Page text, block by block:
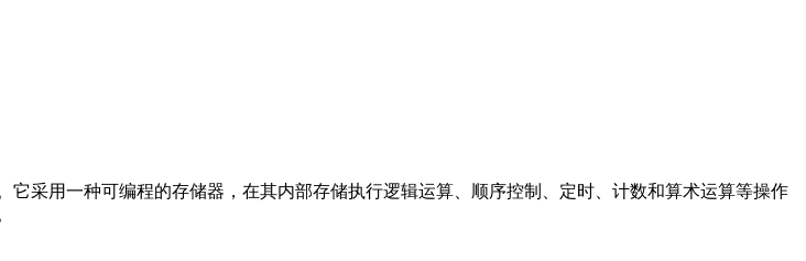
采用一种可编程的存储器，在其内部存储执行逻辑运算、顺序控制、定时、计数和算术运算等操作